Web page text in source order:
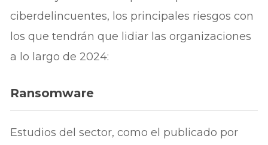
ciberdelincuentes, los principales riesgos con
los que tendrán que lidiar las organizaciones
a lo largo de 2024:
Ransomware
Estudios del sector, como el publicado por